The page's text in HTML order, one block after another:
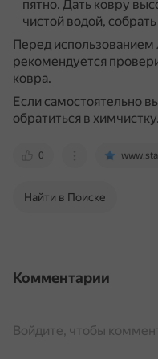
пятно. Дать ковру
чистой водой,
Перед использованием
рекомендуется
ковра.
Если самостоятельно
обратиться в химчистку.
0
Найти в Поиске
Комментарии
Войдите, чтобы